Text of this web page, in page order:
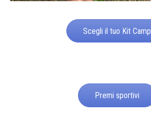
Scegli il tuo Kit Camp
Premi sportivi